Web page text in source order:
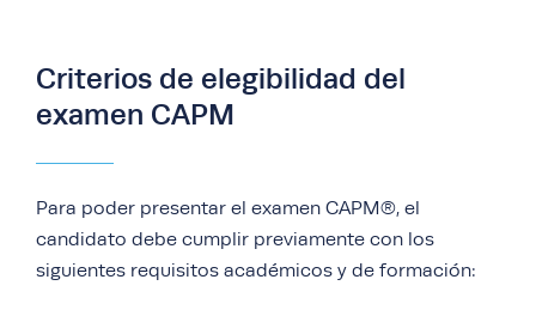
Criterios de elegibilidad del
examen CAPM
Para poder presentar el examen CAPM®, el
candidato debe cumplir previamente con los
siguientes requisitos académicos y de formación: